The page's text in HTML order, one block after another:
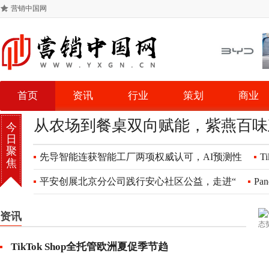
营销中国网
首页 资讯 行业 策划 商业
今
日
聚
焦
从农场到餐桌双向赋能，紫燕百
先导智能连获智能工厂两项权威认可，AI预测性
平安创展北京分公司践行安心社区公益，走进“
资讯
TikTok Shop全托管欧洲夏促季节趋